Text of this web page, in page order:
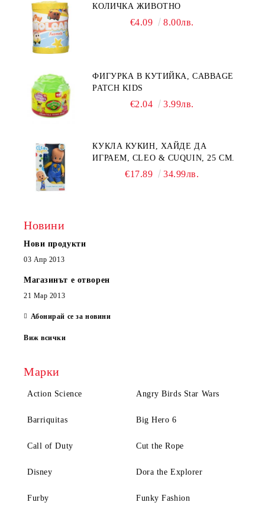
КОЛИЧКА ЖИВОТНО
€4.09 8.00лв.
ФИГУРКА В КУТИЙКА, CABBAGE
PATCH KIDS
€2.04 3.99лв.
КУКЛА КУКИН, ХАЙДЕ ДА
ИГРАЕМ, CLEO & CUQUIN, 25 СМ.
€17.89 34.99лв.
Новини
Нови продукти
03 Апр 2013
Магазинът е отворен
21 Мар 2013
Абонирай се за новини
Виж всички
Марки
Action Science Angry Birds Star Wars
Barriquitas Big Hero 6
Call of Duty Cut the Rope
Disney Dora the Explorer
Furby Funky Fashion